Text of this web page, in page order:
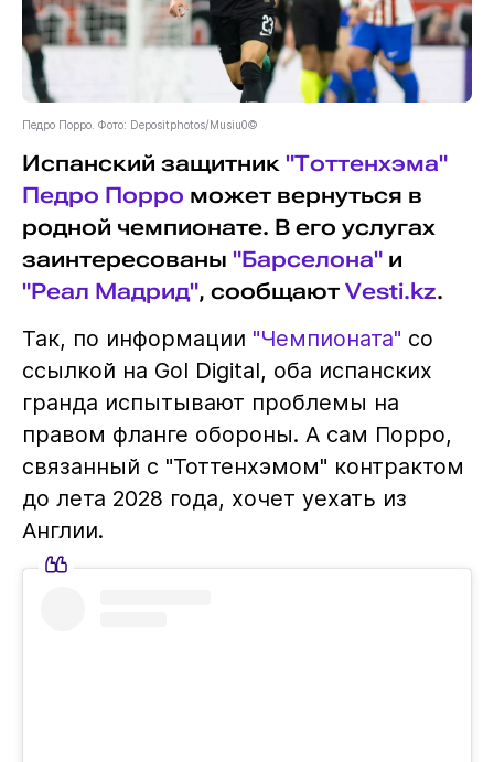
Педро Порро. Фото: Depositphotos/Musiu0©
Испанский защитник "Тоттенхэма"
Педро Порро может вернуться в
родной чемпионате. В его услугах
заинтересованы "Барселона"и
"Реал Мадрид", сообщают Vesti.kz.
Так, по информации "Чемпионата" со
ссылкой на Gol Digital, оба испанских
гранда испытывают проблемы на
правом фланге обороны. А сам Порро,
связанный с "Тоттенхэмом" контрактом
до лета 2028 года, хочет уехать из
Англии.